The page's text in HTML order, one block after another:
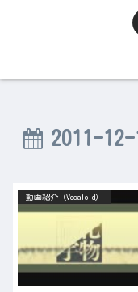
2011-12-
動画紹介（Vocaloid）